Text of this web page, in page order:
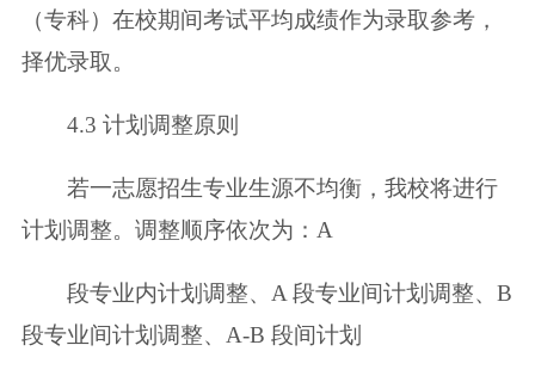
（专科）在校期间考试平均成绩作为录取参考，
择优录取。
4.3 计划调整原则
若一志愿招生专业生源不均衡，我校将进行
计划调整。调整顺序依次为：A
段专业内计划调整、A 段专业间计划调整、B
段专业间计划调整、A-B 段间计划